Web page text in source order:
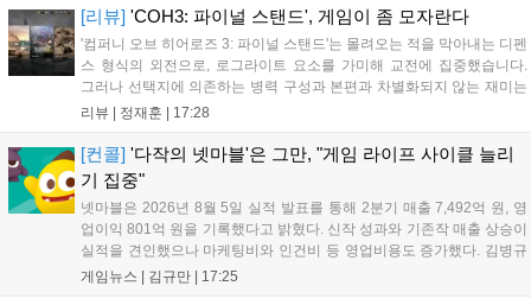
이 합리적인 선택입니다....
[리뷰] 'COH3: 파이널 스탠드', 게임이 좀 모자란다
'컴퍼니 오브 히어로즈 3: 파이널 스탠드'는 몰려오는 적을 막아내는 디펜
스 형식의 외전으로, 로그라이트 요소를 가미해 교전에 집중했습니다.
그러나 선택지에 의존하는 병력 구성과 본편과 차별화되지 않는 재미는
아쉬움을 남깁니다. 특히 협동 모드임에도 매치메이킹 기능을 지원하지
기 힘든 이 게임은 높은 가격 대비 만족도가 낮아 구매를 권하기 어렵습
니다....
리뷰 | 정재훈 17:28
[컨콜] '다작의 넷마블'은 그만, "게임 라이프 사이클 늘리
기 집중"
넷마블은 2026년 8월 5일 실적 발표를 통해 2분기 매출 7,492억 원, 영
업이익 801억 원을 기록했다고 밝혔다. 신작 성과와 기존작 매출 상승이
실적을 견인했으나 마케팅비와 인건비 등 영업비용도 증가했다. 김병규
대표는 다작 중심 전략에서 벗어나 신작 라인업을 엄격히 관리하고 기존
게임뉴스 | 김규만 17:25